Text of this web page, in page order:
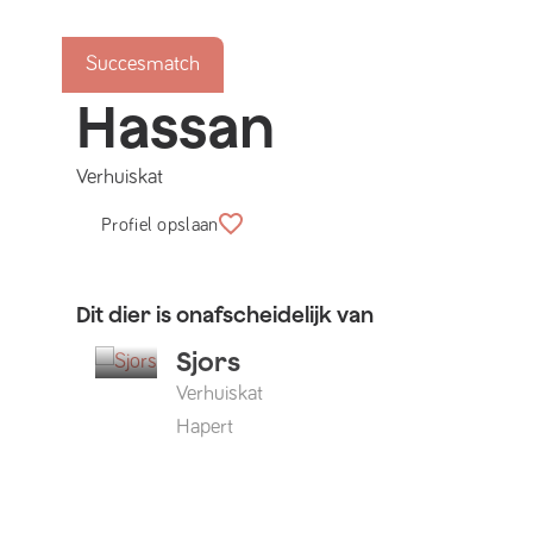
Succesmatch
Hassan
Verhuiskat
Profiel opslaan
Dit dier is onafscheidelijk van
Sjors
Verhuiskat
Hapert